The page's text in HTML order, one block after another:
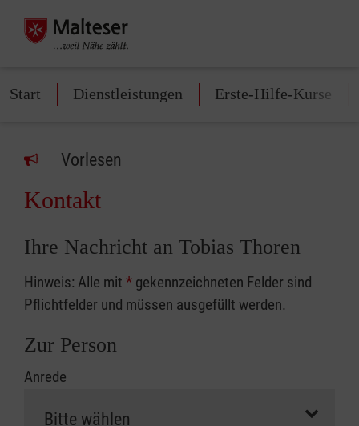
Start Dienstleistungen Erste-Hilfe-Kurse
Vorlesen
Kontakt
Ihre Nachricht an Tobias Thoren
Hinweis: Alle mit * gekennzeichneten Felder sind
Pflichtfelder und müssen ausgefüllt werden.
Zur Person
Anrede